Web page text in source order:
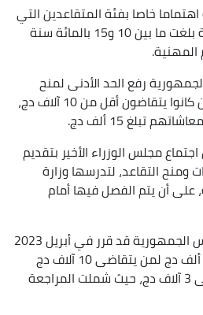
خاصا بفئة المتقاعدين التي
استفادت من زيادات متعددة بلغت ما بين 10 و15 بالمائة سنة
رفع الحد الأدنى لمنح
التقاعد إلى 15 ألف دج، لمن كانوا يتقاضون أقل من 10 آلاف دج،
مجلس الوزراء الأخير بتقديم
التقاعد، لتدرسها وزارة
أن يتم الفصل فيها أمام
وفي سياق متصل، كان رئيس الجمهورية قد قرر في أبريل 2023
رفع منحة التضامن، الى 12 ألف دج لمن يتقاضى 10 آلاف دج
وإلى 7 آلاف دج لمن يتقاضى 3 آلاف دج، حيث شملت المراجعة